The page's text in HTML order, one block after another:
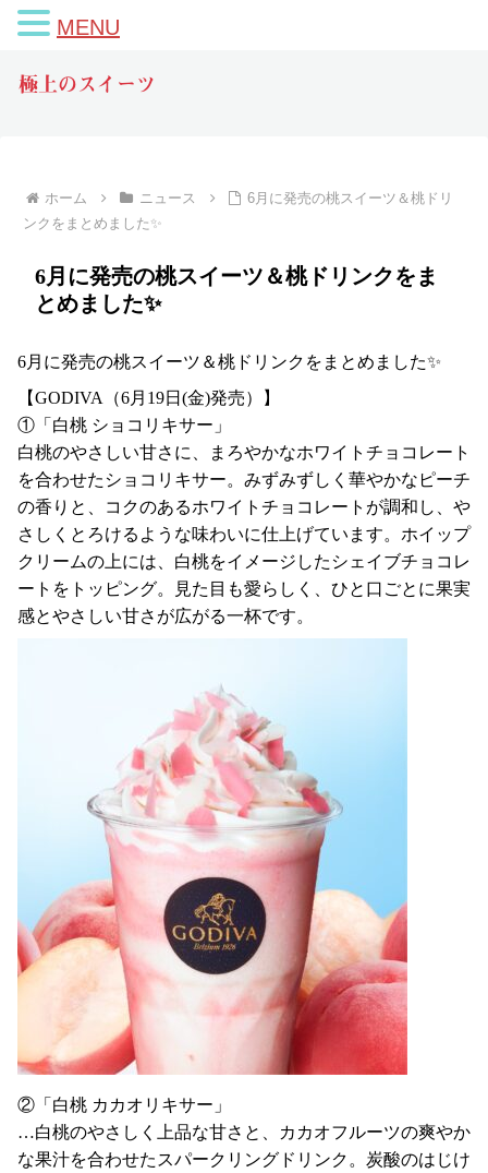
極上のスイーツ
ホーム ニュース
6月に発売の桃スイーツ＆桃ドリ
ンクをまとめました✨
6月に発売の桃スイーツ＆桃ドリンクをま
とめました✨
6月に発売の桃スイーツ＆桃ドリンクをまとめました✨
【GODIVA（6月19日(金)発売）】
①「白桃 ショコリキサー」
白桃のやさしい甘さに、まろやかなホワイトチョコレート
を合わせたショコリキサー。みずみずしく華やかなピーチ
の香りと、コクのあるホワイトチョコレートが調和し、や
さしくとろけるような味わいに仕上げています。ホイップ
クリームの上には、白桃をイメージしたシェイブチョコレ
ートをトッピング。見た目も愛らしく、ひと口ごとに果実
感とやさしい甘さが広がる一杯です。
②「白桃 カカオリキサー」
…白桃のやさしく上品な甘さと、カカオフルーツの爽やか
な果汁を合わせたスパークリングドリンク。炭酸のはじけ
MENU